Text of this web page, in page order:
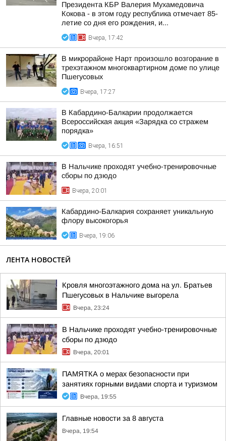
Президента КБР Валерия Мухамедовича
Кокова - в этом году республика отмечает 85-
летие со дня его рождения, и...
Вчера, 17:42
В микрорайоне Нарт произошло возгорание в
трехэтажном многоквартирном доме по улице
Пшегусовых
Вчера, 17:27
В Кабардино-Балкарии продолжается
Всероссийская акция «Зарядка со стражем
порядка»
Вчера, 16:51
В Нальчике проходят учебно-тренировочные
сборы по дзюдо
Вчера, 20:01
Кабардино-Балкария сохраняет уникальную
флору высокогорья
Вчера, 19:06
ЛЕНТА НОВОСТЕЙ
Кровля многоэтажного дома на ул. Братьев
Пшегусовых в Нальчике выгорела
Вчера, 23:24
В Нальчике проходят учебно-тренировочные
сборы по дзюдо
Вчера, 20:01
ПАМЯТКА о мерах безопасности при
занятиях горными видами спорта и туризмом
Вчера, 19:55
Главные новости за 8 августа
Вчера, 19:54